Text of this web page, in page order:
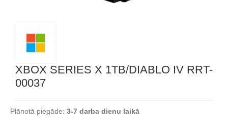
XBOX SERIES X 1TB/DIABLO IV RRT-
00037
Plānotā piegāde: 3-7 darba dienu laikā